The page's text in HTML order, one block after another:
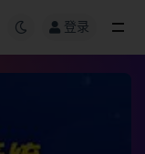
登录